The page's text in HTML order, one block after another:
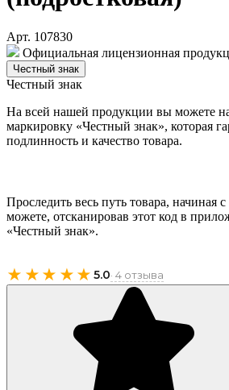
Арт. 107830
Официальная лицензионная
Честный знак
Честный знак
На всей нашей продукции вы можете
маркировку «Честный знак», которая
подлинность и качество товара.
Проследить весь путь товара, начиная
можете, отсканировав этот код в
«Честный знак».
★★★★★ 5.0· 4 отзыва